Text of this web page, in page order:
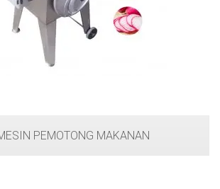
PEMOTONG MAKANAN